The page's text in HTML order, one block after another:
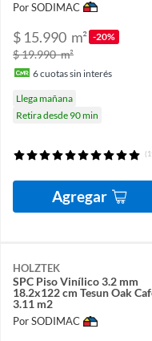
Por SODIMAC
$ 15.990 m² -20%
$ 19.990m²
6cuotas sin interés
Llega mañana
Retira desde 90 min
Agregar
HOLZTEK
SPC Piso Vinílico 3.2 mm
18.2x122 cm Tesun Oak
3.11 m2
Por SODIMAC